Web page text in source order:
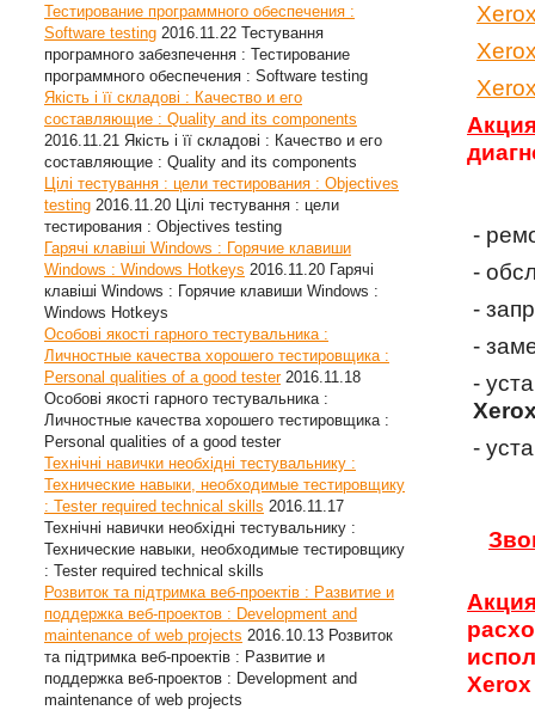
Тестирование программного обеспечения :
Software testing 2016.11.22 Тестування
програмного забезпечення : Тестирование
программного обеспечения : Software testing
Якість і її складові : Качество и его
составляющие : Quality and its components
2016.11.21 Якість і її складові : Качество и его
составляющие : Quality and its components
Цілі тестування : цели тестирования : Objectives
testing 2016.11.20 Цілі тестування : цели
тестирования : Objectives testing
Гарячі клавіші Windows : Горячие клавиши
Windows : Windows Hotkeys 2016.11.20 Гарячі
клавіші Windows : Горячие клавиши Windows :
Windows Hotkeys
Особові якості гарного тестувальника :
Личностные качества хорошего тестировщика :
Personal qualities of a good tester 2016.11.18
Особові якості гарного тестувальника :
Личностные качества хорошего тестировщика :
Personal qualities of a good tester
Технічні навички необхідні тестувальнику :
Технические навыки, необходимые тестировщику
: Tester required technical skills 2016.11.17
Технічні навички необхідні тестувальнику :
Технические навыки, необходимые тестировщику
: Tester required technical skills
Розвиток та підтримка веб-проектів : Развитие и
поддержка веб-проектов : Development and
maintenance of web projects 2016.10.13 Розвиток
та підтримка веб-проектів : Развитие и
поддержка веб-проектов : Development and
maintenance of web projects
-
-
-
-
-
-
Xerox